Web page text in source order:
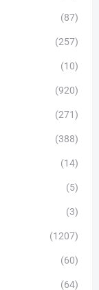
(87)
(257)
(10)
(920)
(271)
(388)
(14)
(5)
(3)
(1207)
(60)
(64)